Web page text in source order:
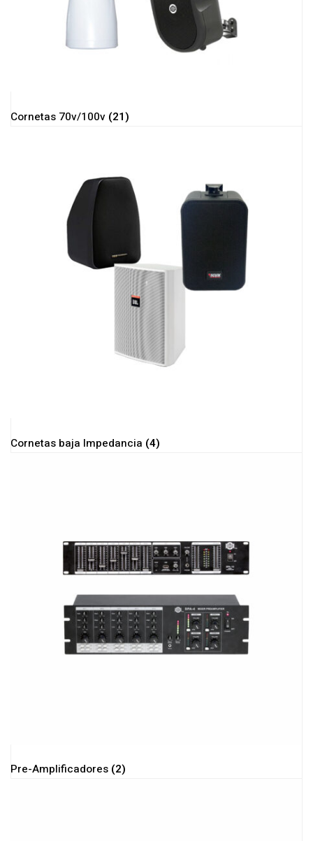
Cornetas 70v/100v (21)
Cornetas baja Impedancia (4)
Pre-Amplificadores (2)